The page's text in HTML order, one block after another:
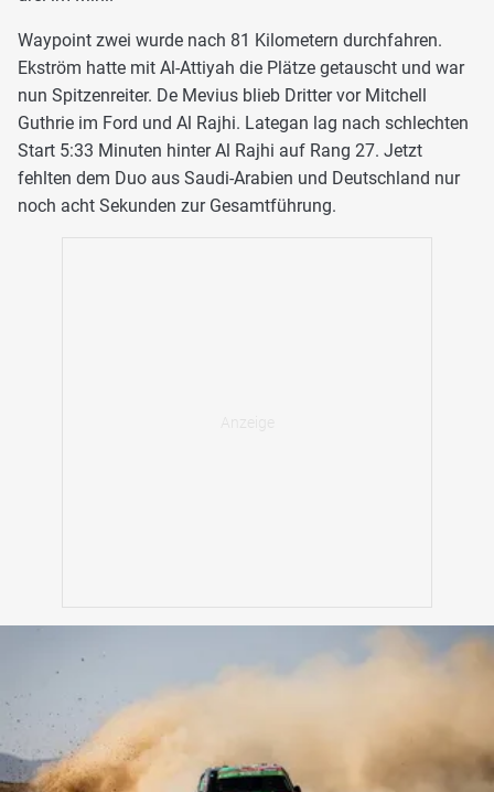
Waypoint zwei wurde nach 81 Kilometern durchfahren.
Ekström hatte mit Al-Attiyah die Plätze getauscht und war
nun Spitzenreiter. De Mevius blieb Dritter vor Mitchell
Guthrie im Ford und Al Rajhi. Lategan lag nach schlechten
Start 5:33 Minuten hinter Al Rajhi auf Rang 27. Jetzt
fehlten dem Duo aus Saudi-Arabien und Deutschland nur
noch acht Sekunden zur Gesamtführung.